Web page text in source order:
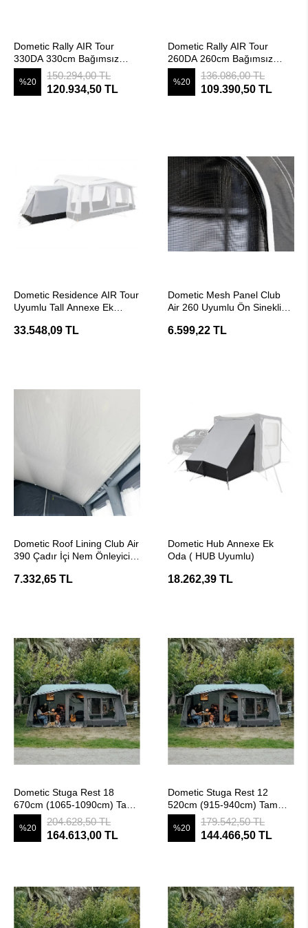
Dometic Rally AIR Tour
330DA 330cm Bağımsız
Şişme Çekme ve
MotoKaravan Çadırı (Drive
Away)
%20
150.294,00 TL
120.934,50 TL
Dometic Rally AIR Tour
260DA 260cm Bağımsız
Şişme Çekme ve
MotoKaravan Çadırı (Drive
Away)
%20
136.086,00 TL
109.390,50 TL
Dometic Residence AIR Tour
Uyumlu Tall Annexe Ek
33.548,09 TL
Dometic Mesh Panel Club
Air 260 Uyumlu Ön Sineklik
6.599,22 TL
Dometic Roof Lining Club Air
390 Çadır İçi Nem Önleyici
7.332,65 TL
Dometic Hub Annexe Ek
Oda ( HUB Uyumlu)
18.262,39 TL
Dometic Stuga Rest 18
670cm (1065-1090cm) Tam
Kapama İskeletli, Sezonluk
Karavan Çadırı
%20
204.628,50 TL
164.613,00 TL
Dometic Stuga Rest 12
520cm (915-940cm) Tam
Kapama İskeletli, Sezonluk
Karavan Çadırı
%20
179.542,50 TL
144.466,50 TL